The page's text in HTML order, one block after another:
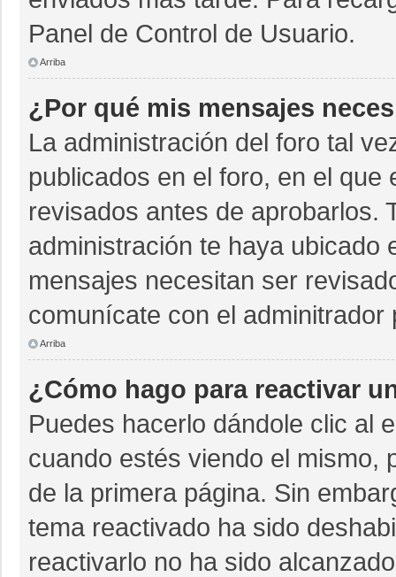
Panel de Control de Usuario.
Arriba
¿Por qué mis mensajes
La administración del foro tal
publicados en el foro, en el
revisados antes de aprobarlos.
administración te haya ubicado
mensajes necesitan ser
comunícate con el
Arriba
¿Cómo hago para reactivar
Puedes hacerlo dándole clic al
cuando estés viendo el mismo,
de la primera página. Sin
tema reactivado ha sido
reactivarlo no ha sido